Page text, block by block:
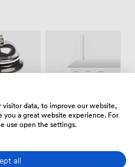
Wifi
visitor data, to improve our website,
a great website experience. For
use open the settings.
all